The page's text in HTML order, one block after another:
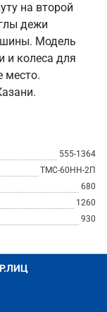
на второй
дежи
Модель
и колеса для
место.
555-1364
ТМС-60НН-2П
680
1260
930